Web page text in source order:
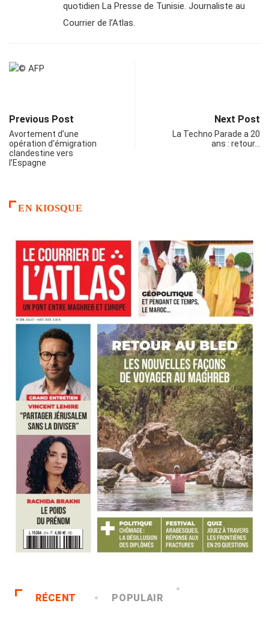
quotidien La Presse de Tunisie. Journaliste au
Courrier de l’Atlas.
Previous Post
Avortement d’une
opération d’émigration
clandestine vers
l’Espagne
Next Post
La Techno Parade a 20
ans : retour…
EN KIOSQUE
RÉCENT POPULAIR